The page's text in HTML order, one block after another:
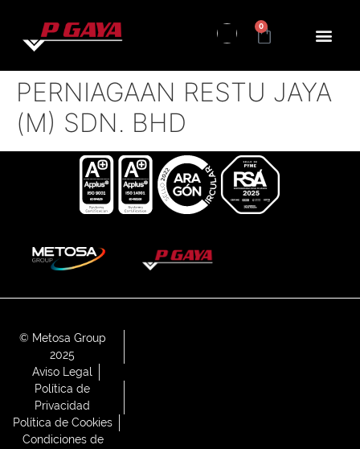
0
PERNIAGAAN RESTU JAYA
(M) SDN. BHD
© Metosa Group
2025
Aviso Legal
Política de
Privacidad
Política de Cookies
Condiciones de